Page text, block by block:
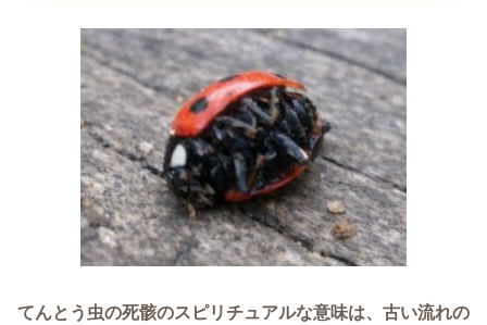
てんとう虫の死骸のスピリチュアルな意味は、古い流れの